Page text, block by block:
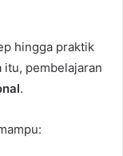
hingga praktik
itu, pembelajaran
.